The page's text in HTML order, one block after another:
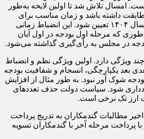
است. امسال تلاش شد تا اولین لایحه به‌طور
داشته باشد و زمان مناسب برای
اجرای قانون در ابتدای سال ۱۴۰۴ تعیین شود. این انضباط زمانی
که مرحله اول بودجه در اول آبان
در مجلس به رأی‌گیری گذاشته می‌شود.
ویژگی دارد. اولین ویژگی نظم و انضباط
بعد یکپارچگی، انسجام و شفافیت بودجه
شوک آور نبود. به طور مثال از افزایش
شود. سیاست دولت حذف تعددهای
ارز تک نرخی است.
مطالبات گندمکاران به تدریج پرداخت
پرداخت مرحله آخر با گندمکاران تسویه